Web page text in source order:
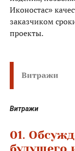
Витражи
Иконостас»
заказчиком
проекты.
Витражи
01.